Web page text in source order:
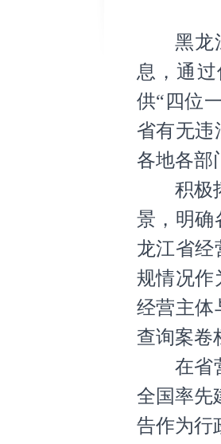
黑龙
息，通
供“四位
省有无违
各地各部
积极
景，明确
龙江省经
规情况作
经营主体
查询案卷
在省
全国率先
告作为行